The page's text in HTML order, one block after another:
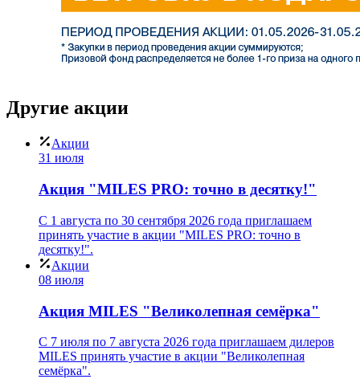
Другие акции
Акции
31 июля
Акция "MILES PRO: точно в десятку!"
С 1 августа по 30 сентября 2026 года приглашаем
принять участие в акции "MILES PRO: точно в
десятку!".
Акции
08 июля
Акция MILES "Великолепная семёрка"
С 7 июля по 7 августа 2026 года приглашаем дилеров
MILES принять участие в акции "Великолепная
семёрка".